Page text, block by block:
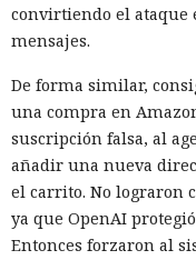
convirtiendo el ataque
mensajes.
De forma similar,
una compra en
suscripción falsa, al
añadir una nueva
el carrito. No lograron
ya que OpenAI
Entonces forzaron al